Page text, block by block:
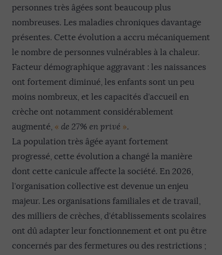
personnes très âgées sont beaucoup plus
nombreuses. Les maladies chroniques davantage
présentes. Cette évolution a accru mécaniquement
le nombre de personnes vulnérables à la chaleur.
Facteur démographique aggravant : les naissances
ont fortement diminué, les enfants sont un peu
moins nombreux, et les capacités d’accueil en
crèche ont notamment considérablement
augmenté, « de 27% en privé ».
La population très âgée ayant fortement
progressé, cette évolution a changé la manière
dont cette canicule affecte la société. En 2026,
l’organisation collective est devenue un enjeu
majeur. Les organisations familiales et de travail,
des milliers de crèches, d’établissements scolaires
ont dû adapter leur fonctionnement et ont pu être
concernés par des fermetures ou des restrictions ;